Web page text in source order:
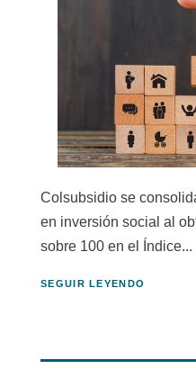
Colsubsidio se
en inversión social al
sobre 100 en el Índice...
SEGUIR LEYENDO